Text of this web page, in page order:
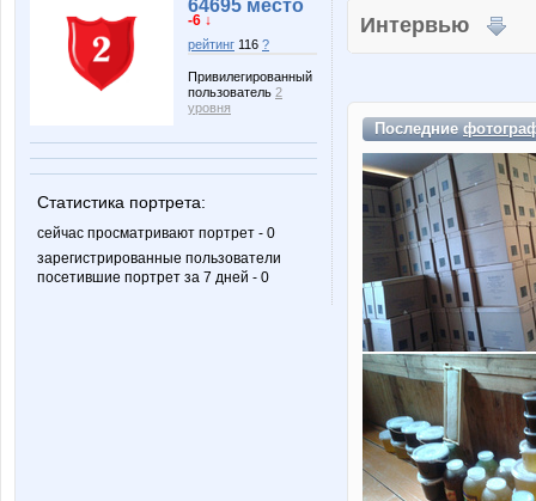
64695 место
-6 ↓
рейтинг 116 ?
Привилегированный
пользователь 2
уровня
Статистика портрета:
сейчас просматривают портрет - 0
зарегистрированные пользователи
посетившие портрет за 7 дней - 0
Интервью
Последние